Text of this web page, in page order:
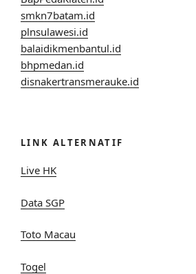
smkn7batam.id
plnsulawesi.id
balaidikmenbantul.id
bhpmedan.id
disnakertransmerauke.id
LINK ALTERNATIF
Live HK
Data SGP
Toto Macau
Togel